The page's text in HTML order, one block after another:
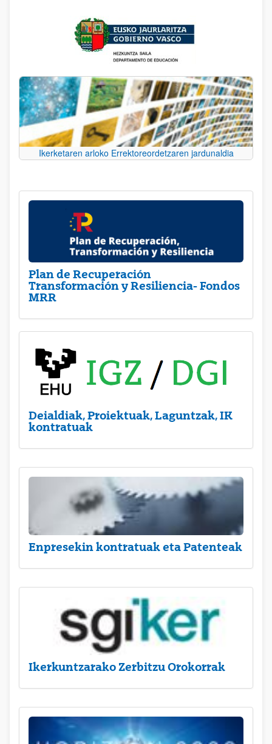
Ikerketaren arloko Errektoreordetzaren jardunaldia
Plan de Recuperación
Transformación y Resiliencia- Fondos
MRR
Deialdiak, Proiektuak, Laguntzak, IK
kontratuak
Enpresekin kontratuak eta Patenteak
Ikerkuntzarako Zerbitzu Orokorrak